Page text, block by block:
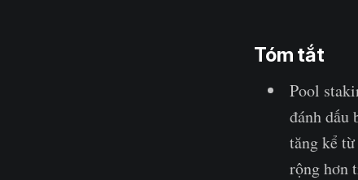
Tóm tắt
Pool
đánh dấu
tăng kể
rộng hơn